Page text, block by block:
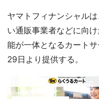
ヤマトフィナンシャル
い通販事業者などに向
能が一体となるカート
29日より提供する。